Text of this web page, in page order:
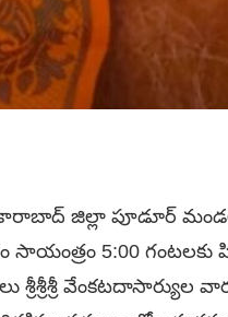
జిల్లా పూడూర్
సాయంత్రం 5:00
శ్రీశ్రీశ్రీ